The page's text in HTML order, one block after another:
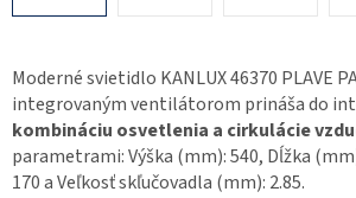
Moderné svietidlo KANLUX 46370 PLAVE
integrovaným ventilátorom prináša do
kombináciu osvetlenia a cirkulácie
parametrami: Výška (mm): 540, Dĺžka
170 a Veľkosť skľučovadla (mm): 2.85.